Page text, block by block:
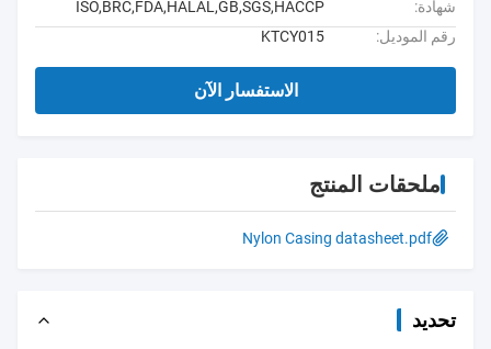
شهادة:
ISO,BRC,FDA,HALAL,GB,SGS,HACCP
رقم الموديل:
KTCY015
الاستفسار الآن
ملحقات المنتج
Nylon Casing datasheet.pdf
تحديد